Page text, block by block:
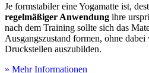
Je formstabiler eine Yogamatte ist,
regelmäßiger Anwendung ihre
nach dem Training sollte sich das
Ausgangszustand formen, ohne
Druckstellen auszubilden.
» Mehr Informationen